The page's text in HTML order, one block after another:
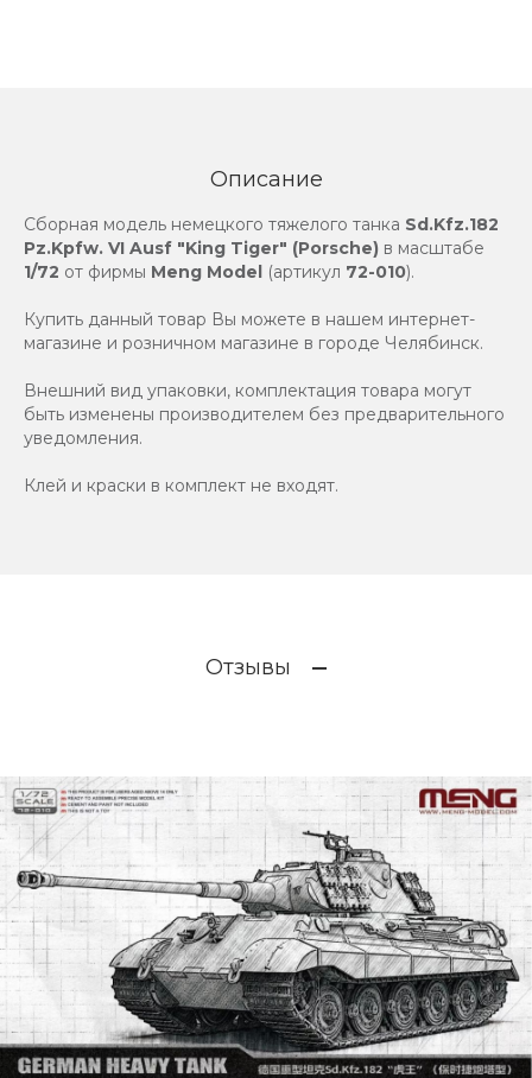
Описание
Сборная модель немецкого тяжелого танка Sd.Kfz.182
Pz.Kpfw. VI Ausf "King Tiger" (Porsche) в масштабе
1/72 от фирмы Meng Model (артикул 72-010).
Купить данный товар Вы можете в нашем интернет-
магазине и розничном магазине в городе Челябинск.
Внешний вид упаковки, комплектация товара могут
быть изменены производителем без предварительного
уведомления.
Клей и краски в комплект не входят.
Отзывы